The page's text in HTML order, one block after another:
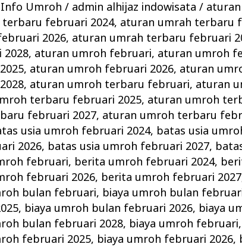
Info Umroh / admin alhijaz indowisata/
februari 2024, aturan umrah terbaru
2026, aturan umrah terbaru februari
, aturan umroh februari, aturan umroh
, aturan umroh februari 2026, aturan
, aturan umroh terbaru februari, aturan
terbaru februari 2025, aturan umroh
februari 2027, aturan umroh terbaru
usia umroh februari 2024, batas usia
2026, batas usia umroh februari 2027,
februari, berita umroh februari 2024,
februari 2026, berita umroh februari 2027
bulan februari, biaya umroh bulan
, biaya umroh bulan februari 2026, biaya
bulan februari 2028, biaya umroh februari,
februari 2025, biaya umroh februari 2026,